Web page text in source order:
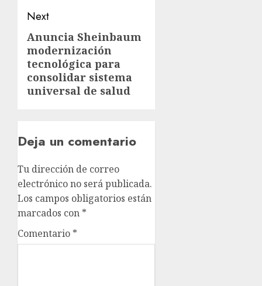
Next
Anuncia Sheinbaum
modernización
tecnológica para
consolidar sistema
universal de salud
Deja un comentario
Tu dirección de correo
electrónico no será publicada.
Los campos obligatorios están
marcados con *
Comentario *